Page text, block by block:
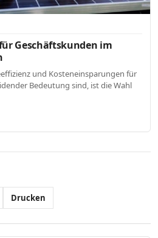
Geschäftskunden im
und Kosteneinsparungen für
Bedeutung sind, ist die Wahl
Drucken